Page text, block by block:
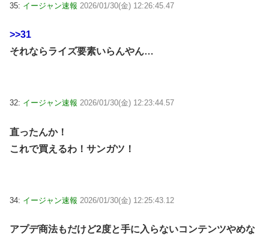
35: イージャン速報 2026/01/30(金) 12:26:45.47
>>31
それならライズ要素いらんやん…
32: イージャン速報 2026/01/30(金) 12:23:44.57
直ったんか！
これで買えるわ！サンガツ！
34: イージャン速報 2026/01/30(金) 12:25:43.12
アプデ商法もだけど2度と手に入らないコンテンツやめな